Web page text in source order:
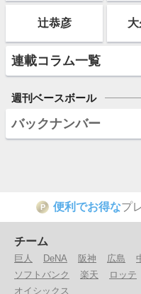
辻恭彦
連載コラム一覧
週刊ベースボール
バックナンバー
P 便利でお得なプ
チーム
巨人 DeNA 阪神 広島
ソフトバンク
楽天 ロッテ
オイシックス